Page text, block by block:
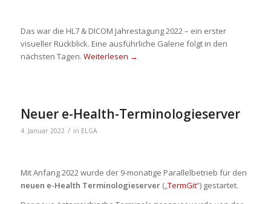
Das war die HL7 & DICOM Jahrestagung 2022 – ein erster
visueller Rückblick. Eine ausführliche Galerie folgt in den
nächsten Tagen. Weiterlesen →
Neuer e-Health-Terminologieserver
4. Januar 2022 / in ELGA
Mit Anfang 2022 wurde der 9-monatige Parallelbetrieb für den
neuen e-Health Terminologieserver („TermGit“) gestartet.